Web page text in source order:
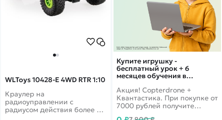
Купите игрушку -
бесплатный урок + 6
месяцев обучения в
Акция! Copterdrone +
Квантастика. При покупке от
7000 рублей получите
WLToys 10428-E 4WD RTR 1:10
Краулер на
радиоуправлении с
радиусом действия более 80